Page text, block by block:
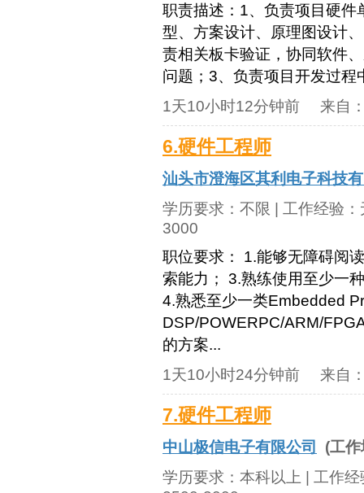
职责描述：1、负责项目硬件
型、方案设计、原理图设计
责相关板卡验证，协同软件
问题；3、负责项目开发过
1天10小时12分钟前 来自
6.硬件工程师
汕头市澄海区其利电子科技
学历要求： 不限 | 工作经验：
3000
职位要求： 1.能够无障碍阅
索能力； 3.熟练使用至少一
4.熟悉至少一类Embedded
DSP/POWERPC/ARM/
的方案...
1天10小时24分钟前 来自
7.硬件工程师
中山极信电子有限公司
(工
学历要求： 本科以上 | 工作